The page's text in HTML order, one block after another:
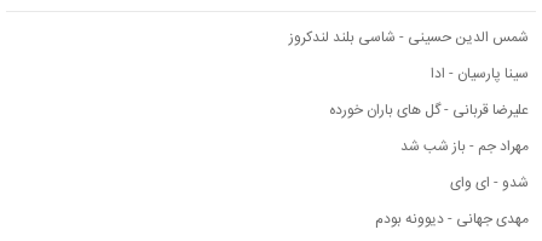
شمس الدین حسینی - شاسی بلند لندکروز
سینا پارسیان - ادا
علیرضا قربانی - گل های باران خورده
مهراد جم - باز شب شد
شدو - ای وای
مهدی جهانی - دیوونه بودم